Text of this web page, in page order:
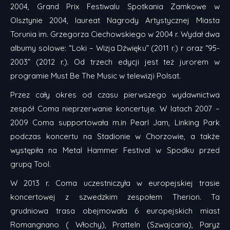
2004, Grand Prix Festiwalu Spotkania Zamkowe w
Olsztynie 2004, laureat Nagrody Artystycznej Miasta
Torunia im. Grzegorza Ciechowskiego w 2004 r. Wydał dwa
albumy solowe: “Loki – Wizja Dźwięku” (2011 r.) r oraz “95-
2003” (2012 r.). Od trzech edycji jest też jurorem w
programie Must Be The Music w telewizji Polsat.
Przez cały okres od czasu pierwszego wydawnictwa
zespół Coma nieprzerwanie koncertuje. W latach 2007 –
2009 Coma supportowała m.in Pearl Jam, Linking Park
podczas koncertu na Stadionie w Chorzowie, a także
występiła na Metal Hammer Festival w Spodku przed
grupą Tool.
W 2013 r. Coma uczestniczyła w europejskiej trasie
koncertowej z szwedzkim zespołem Therion. Ta
grudniowa trasa obejmowała 6 europejskich miast
Romangnano ( Włochy), Pratteln (Szwajcaria), Paryż